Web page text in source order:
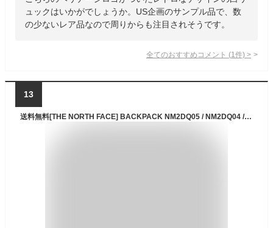
ュックはいかがでしょうか。US企画のサンプル品で、数
の少ないレア品なので周りからも注目されそうです。
全てのおすすめコメント (1 件) >
13
送料無料[THE NORTH FACE] BACKPACK NM2DQ05 / NM2DQ04 / NM2DP52バックパック リュック リュックサック 収納 軽い 軽量 通学 学生 カバン バッグ 高校生 中学生 大学生 WHITELABEL 韓国 限定 かわいい 20L / 25L / 30L ノースフェイス